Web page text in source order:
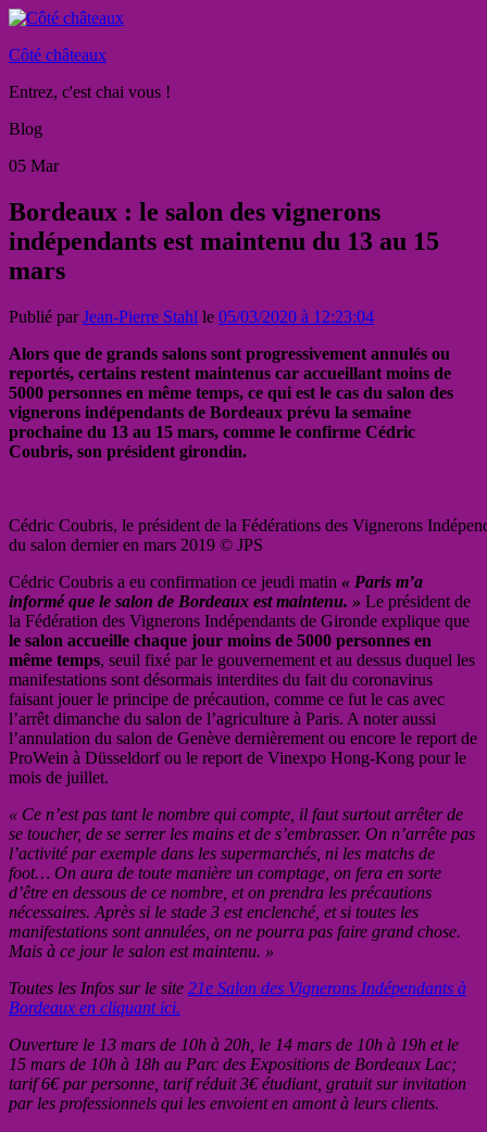
Côté châteaux
Entrez, c'est chai vous !
Blog
05 Mar
Bordeaux : le salon des vignerons
indépendants est maintenu du 13 au 15
mars
Publié parJean-Pierre Stahl le 05/03/2020 à 12:23:04
Alors que de grands salons sont progressivement annulés ou
reportés, certains restent maintenus car accueillant moins de
5000 personnes en même temps, ce qui est le cas du salon des
vignerons indépendants de Bordeaux prévu la semaine
prochaine du 13 au 15 mars, comme le confirme Cédric
Coubris, son président girondin.
Cédric Coubris, le président de la Fédérations des Vignerons
du salon dernier en mars 2019 © JPS
Cédric Coubris a eu confirmation ce jeudi matin « Paris m’a
informé que le salon de Bordeaux est maintenu. » Le président de
la Fédération des Vignerons Indépendants de Gironde explique que
le salon accueille chaque jour moins de 5000 personnes en
même temps, seuil fixé par le gouvernement et au dessus duquel les
manifestations sont désormais interdites du fait du coronavirus
faisant jouer le principe de précaution, comme ce fut le cas avec
l’arrêt dimanche du salon de l’agriculture à Paris. A noter aussi
l’annulation du salon de Genève dernièrement ou encore le report de
ProWein à Düsseldorf ou le report de Vinexpo Hong-Kong pour le
mois de juillet.
« Ce n’est pas tant le nombre qui compte, il faut surtout arrêter de
se toucher, de se serrer les mains et de s’embrasser. On n’arrête pas
l’activité par exemple dans les supermarchés, ni les matchs de
foot… On aura de toute manière un comptage, on fera en sorte
d’être en dessous de ce nombre, et on prendra les précautions
nécessaires. Après si le stade 3 est enclenché, et si toutes les
manifestations sont annulées, on ne pourra pas faire grand chose.
Mais à ce jour le salon est maintenu. »
Toutes les Infos sur le site 21e Salon des Vignerons Indépendants à
Bordeaux en cliquant ici.
Ouverture le 13 mars de 10h à 20h, le 14 mars de 10h à 19h et le
15 mars de 10h à 18h au Parc des Expositions de Bordeaux Lac;
tarif 6€ par personne, tarif réduit 3€ étudiant, gratuit sur invitation
par les professionnels qui les envoient en amont à leurs clients.